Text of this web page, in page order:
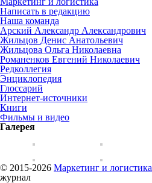
Написать в редакцию
Наша команда
Арский Александр Александрович
Жильцов Денис Анатольевич
Жильцова Ольга Николаевна
Романенков Евгений Николаевич
Редколлегия
Энциклопедия
Глоссарий
Интернет-источники
Книги
Фильмы и видео
Галерея
© 2015-2026 Маркетинг и логистика
журнал